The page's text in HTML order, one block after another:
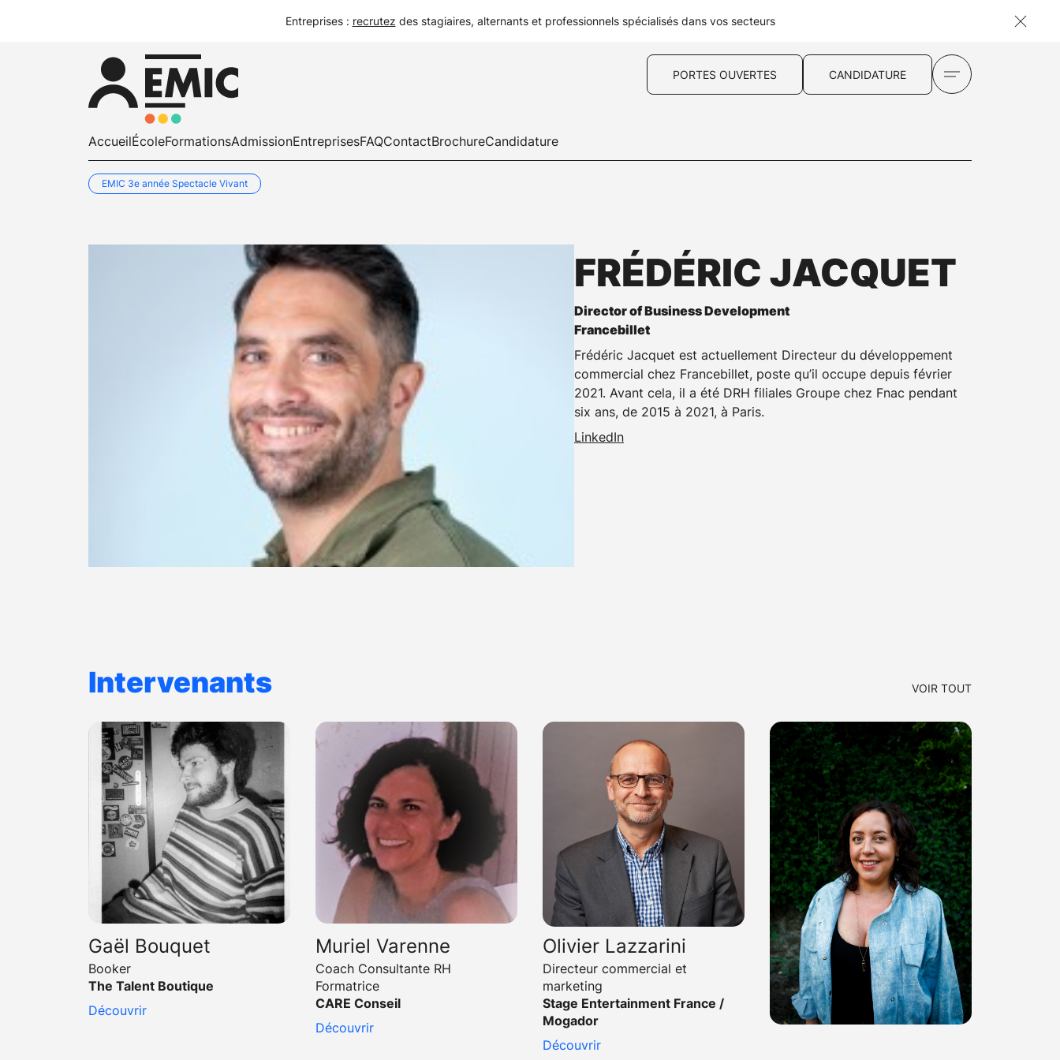
Entreprises : recrutez des stagiaires, alternants et professionnels spécialisés dans vos secteurs
PORTES OUVERTES CANDIDATURE
AccueilÉcoleFormationsAdmissionEntreprisesFAQContactBrochureCandidature
EMIC 3e année Spectacle Vivant
FRÉDÉRIC JACQUET
Director of Business Development
Francebillet
Frédéric Jacquet est actuellement Directeur du développement
commercial chez Francebillet, poste qu’il occupe depuis février
2021. Avant cela, il a été DRH filiales Groupe chez Fnac pendant
six ans, de 2015 à 2021, à Paris.
LinkedIn
Intervenants VOIR TOUT
Gaël Bouquet
Booker
The Talent Boutique
Découvrir
Muriel Varenne
Coach Consultante RH
Formatrice
CARE Conseil
Découvrir
Olivier Lazzarini
Directeur commercial et
marketing
Stage Entertainment France /
Mogador
Découvrir
Charlotte Gluzman
Direction & Booking
Source Productions
Découvrir